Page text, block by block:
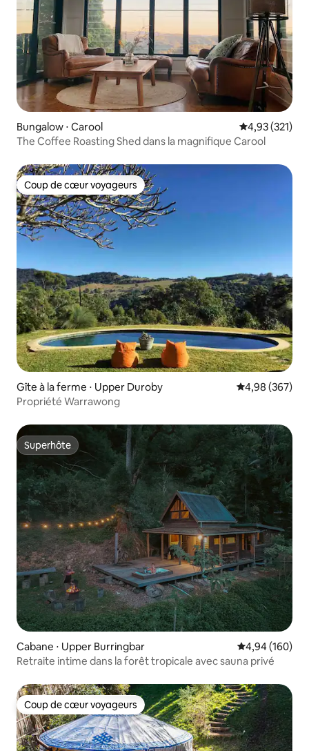
Bungalow ⋅ Carool Évaluation
4,93 (321)
The Coffee Roasting Shed dans la magnifique Carool
Coup de cœur voyageurs
Coup de cœur voyageurs
Gîte à la ferme ⋅ Upper Duroby Évaluation
4,98 (367)
Propriété Warrawong
Superhôte
Superhôte
Cabane ⋅ Upper Burringbar Évaluation
4,94 (160)
Retraite intime dans la forêt tropicale avec sauna privé
Coup de cœur voyageurs
Coup de cœur voyageurs